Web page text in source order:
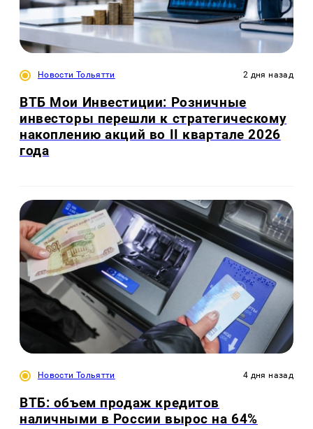
Новости Тольятти 2 дня назад
ВТБ Мои Инвестиции: Розничные
инвесторы перешли к стратегическому
накоплению акций во II квартале 2026
года
Новости Тольятти 4 дня назад
ВТБ: объем продаж кредитов
наличными в России вырос на 64%